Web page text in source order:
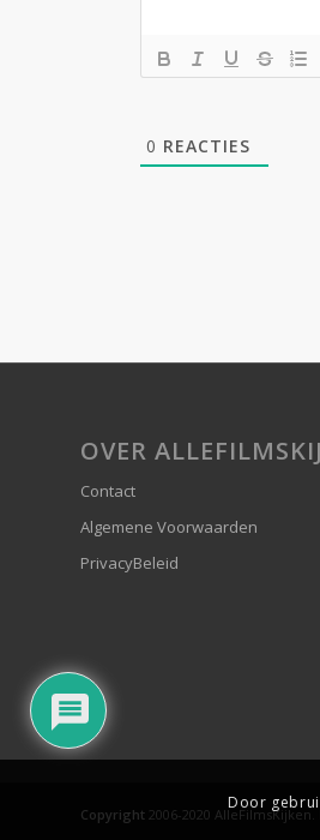
0 REACTIES
OVER
Contact
Algemene Voorwaarden
PrivacyBeleid
Copyright 2006-2020
Door